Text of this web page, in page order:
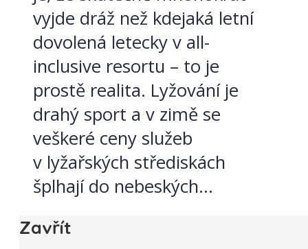
vyjde dráž než kdejaká letní
dovolená letecky v all-
inclusive resortu – to je
prostě realita. Lyžování je
drahý sport a v zimě se
veškeré ceny služeb
v lyžařských střediskách
šplhají do nebeských...
Zavřít